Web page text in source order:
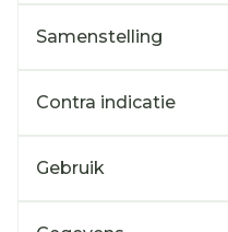
Samenstelling
Contra indicatie
Gebruik